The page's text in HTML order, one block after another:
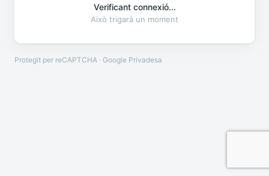
Verificant connexió...
Això trigarà un moment
Protegit per reCAPTCHA · Google Privadesa